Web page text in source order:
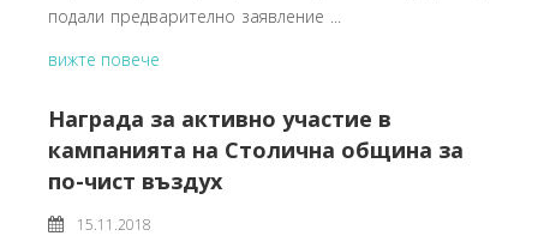
подали предварително заявление ...
вижте повече
Награда за активно участие в
кампанията на Столична община за
по-чист въздух
15.11.2018